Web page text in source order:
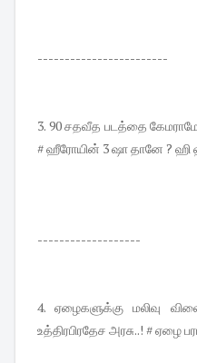
------------------------
3. 90 சதவீத படத்தை
# ஹீரோயின் 3 ஷா தானே ? ஹி
-------------------
4. ஏழைகளுக்கு மலிவு
உத்திரபிரதேச அரசு..! # ஏழை